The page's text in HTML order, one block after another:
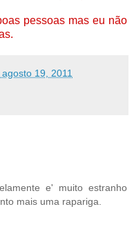
pessoas mas eu não
19, 2011
e' muito estranho
mais uma rapariga.